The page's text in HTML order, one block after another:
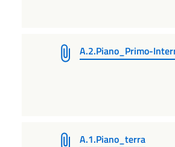
A.2.Piano_Primo-
A.1.Piano_terra